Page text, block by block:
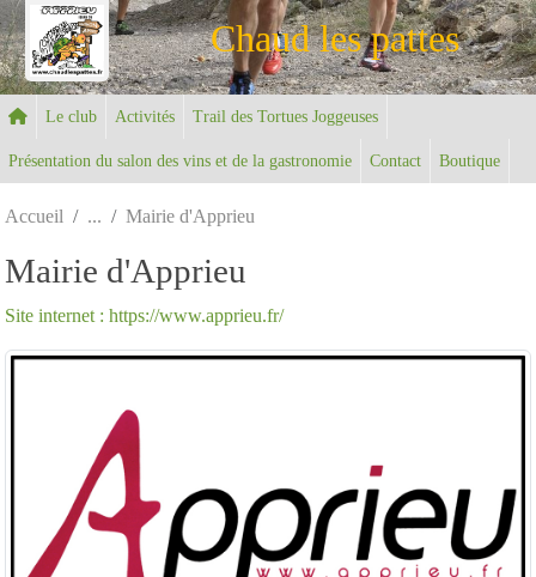
Chaud les pattes
Le club Activités Trail des Tortues Joggeuses
Présentation du salon des vins et de la gastronomie Contact Boutique
Accueil Mairie d'Apprieu
Mairie d'Apprieu
Site internet : https://www.apprieu.fr/
Panneau de gestion des cookies